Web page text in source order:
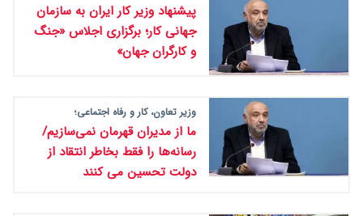
پیشنهاد وزیر کار ایران به سازمان
جهانی کار؛ برگزاری اجلاس «جنگ
و کارگران جهان»
وزیر تعاون، کار و رفاه اجتماعی؛
ما از مدیران قهرمان نمی‌سازیم/
رسانه‌ها را فقط بخاطر انتقاد از
دولت تحسین می کنند